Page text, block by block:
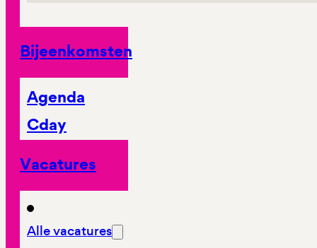
Bijeenkomsten
Agenda
Cday
Vacatures
Alle vacatures